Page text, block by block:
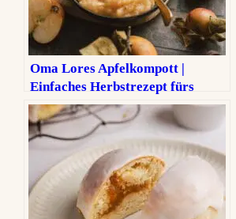
Oma Lores Apfelkompott |
Einfaches Herbstrezept fürs
ganze Jahr